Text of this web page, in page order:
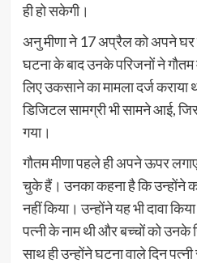
ही हो सकेगी।
अनु मीणा ने 17 अप्रैल को अपने घर
घटना के बाद उनके परिजनों ने
लिए उकसाने का मामला दर्ज
डिजिटल सामग्री भी सामने आई,
गया।
गौतम मीणा पहले ही अपने ऊपर
चुके हैं। उनका कहना है कि उन्होंने
नहीं किया। उन्होंने यह भी दावा
पत्नी के नाम थी और बच्चों को उनके
साथ ही उन्होंने घटना वाले दिन